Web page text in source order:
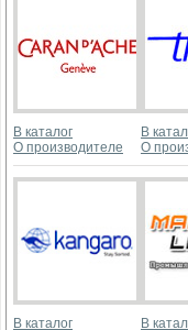
В каталог
О производителе
В
О
В каталог
В